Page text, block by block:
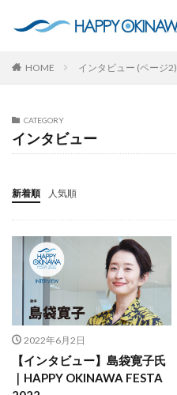
HOME インタビュー (ページ2)
CATEGORY
インタビュー
新着順 人気順
2022年6月2日
【インタビュー】島袋寛子氏
｜HAPPY OKINAWA FESTA